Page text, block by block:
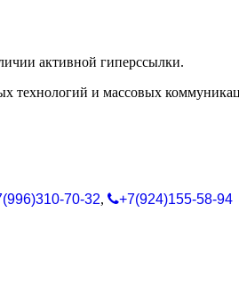
активной гиперссылки.
технологий и массовых
70-32, +7(924)155-58-94